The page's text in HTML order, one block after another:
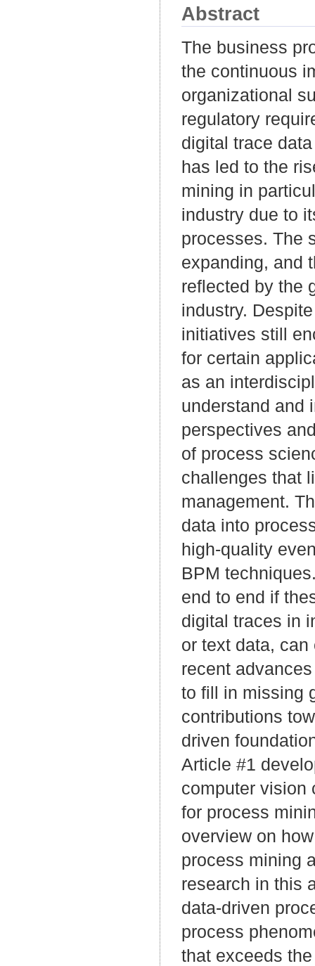
Abstract
The business
the continuous
organizational
regulatory
digital trace
has led to the
mining in
industry due to
processes. The
expanding, and
reflected by the
industry.
initiatives still
for certain
as an
understand and
perspectives
of process
challenges that
management.
data into
high-quality
BPM
end to end if
digital traces in
or text data,
recent
to fill in missing
contributions
driven
Article #1
computer vision
for process
overview on
process mining
research in this
data-driven
process
that exceeds